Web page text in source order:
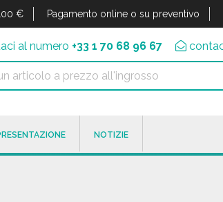
€ Pagamento online o su preventivo
al numero +33 1 70 68 96 67
NOTIZIE